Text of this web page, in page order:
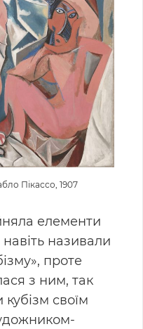
Пікассо, 1907
елементи
називали
проте
з ним, так
своїм